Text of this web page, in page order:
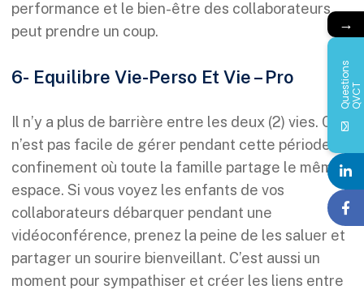
performance et le bien-être des collaborateurs
peut prendre un coup.
6- Equilibre Vie-Perso Et Vie – Pro
Il n’y a plus de barrière entre les deux (2) vies. Ce
n’est pas facile de gérer pendant cette période de
confinement où toute la famille partage le même
espace. Si vous voyez les enfants de vos
collaborateurs débarquer pendant une
vidéoconférence, prenez la peine de les saluer et
partager un sourire bienveillant. C’est aussi un
moment pour sympathiser et créer les liens entre
→
Q
u
e
st
i
o
n
s
Q
V
CT